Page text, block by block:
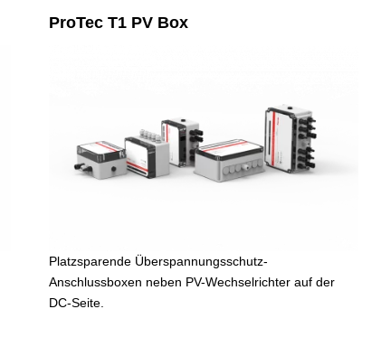
ProTec T1 PV Box
Platzsparende Überspannungsschutz-
Anschlussboxen neben PV-Wechselrichter auf der
DC-Seite.